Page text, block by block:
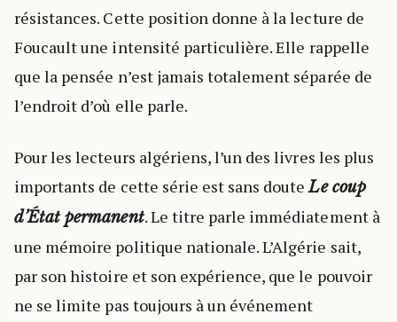
résistances. Cette position donne à la lecture de
Foucault une intensité particulière. Elle rappelle
que la pensée n’est jamais totalement séparée de
l’endroit d’où elle parle.
Pour les lecteurs algériens, l’un des livres les plus
importants de cette série est sans douteLe coup
d’État permanent. Le titre parle immédiatement à
une mémoire politique nationale. L’Algérie sait,
par son histoire et son expérience, que le pouvoir
ne se limite pas toujours à un événement